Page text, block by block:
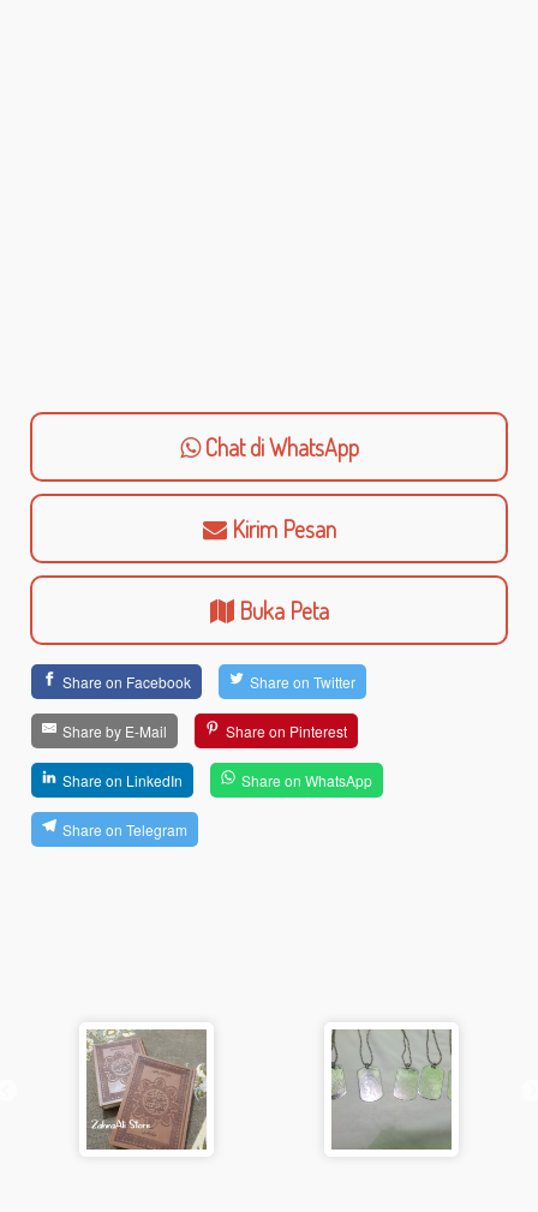
Chat di WhatsApp
Kirim Pesan
Buka Peta
Share on Facebook Share on Twitter
Share by E-Mail Share on Pinterest
Share on LinkedIn Share on WhatsApp
Share on Telegram